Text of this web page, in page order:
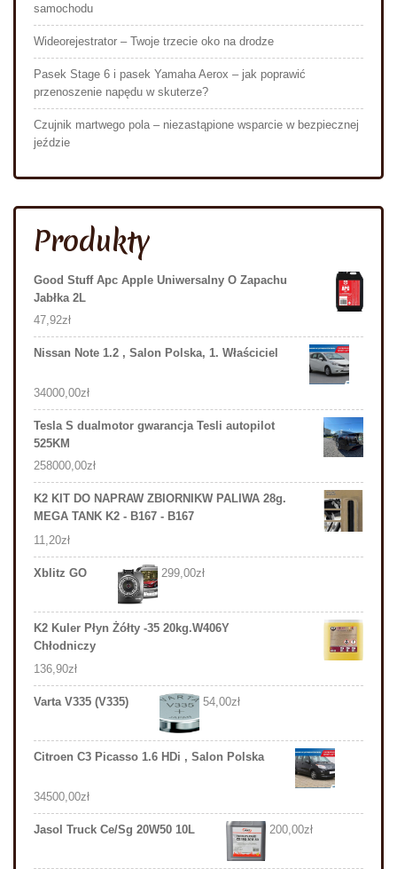
samochodu
Wideorejestrator – Twoje trzecie oko na drodze
Pasek Stage 6 i pasek Yamaha Aerox – jak poprawić
przenoszenie napędu w skuterze?
Czujnik martwego pola – niezastąpione wsparcie w bezpiecznej
jeździe
Produkty
Good Stuff Apc Apple Uniwersalny O Zapachu
Jabłka 2L
47,92zł
Nissan Note 1.2 , Salon Polska, 1. Właściciel
34000,00zł
Tesla S dualmotor gwarancja Tesli autopilot
525KM
258000,00zł
K2 KIT DO NAPRAW ZBIORNIKW PALIWA 28g.
MEGA TANK K2 - B167 - B167
11,20zł
Xblitz GO 299,00zł
K2 Kuler Płyn Żółty -35 20kg.W406Y
Chłodniczy
136,90zł
Varta V335 (V335) 54,00zł
Citroen C3 Picasso 1.6 HDi , Salon Polska
34500,00zł
Jasol Truck Ce/Sg 20W50 10L 200,00zł